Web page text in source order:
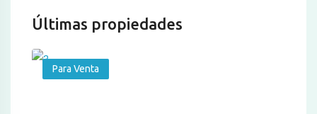
Últimas propiedades
Para Venta